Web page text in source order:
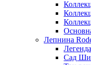
Лепнина
Сад